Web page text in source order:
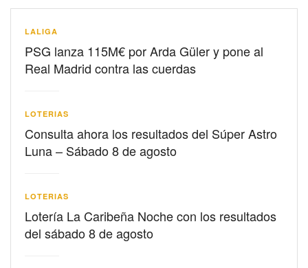
LALIGA
PSG lanza 115M€ por Arda Güler y pone al
Real Madrid contra las cuerdas
LOTERIAS
Consulta ahora los resultados del Súper Astro
Luna – Sábado 8 de agosto
LOTERIAS
Lotería La Caribeña Noche con los resultados
del sábado 8 de agosto